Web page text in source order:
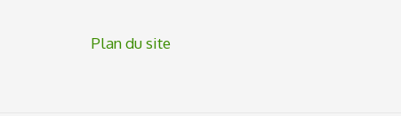
Plan du site